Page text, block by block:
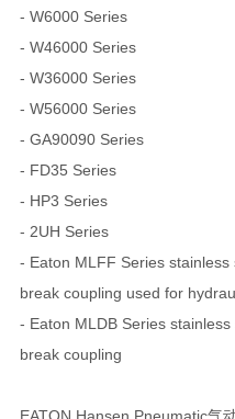
- W6000 Series
- W46000 Series
- W36000 Series
- W56000 Series
- GA90090 Series
- FD35 Series
- HP3 Series
- 2UH Series
- Eaton MLFF Series
break coupling used for
- Eaton MLDB Series
break coupling
EATON Hansen Pneumatic气